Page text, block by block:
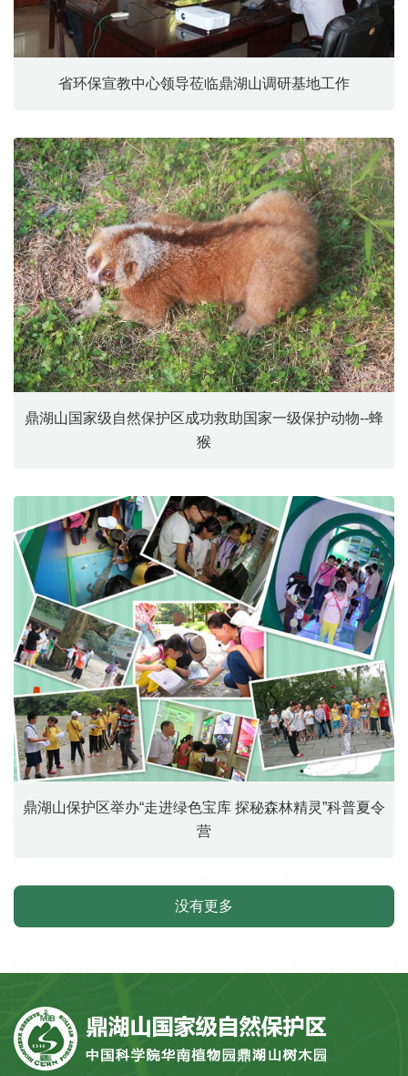
省环保宣教中心领导莅临鼎湖山调研基地工作
鼎湖山国家级自然保护区成功救助国家一级保护动物--蜂
猴
鼎湖山保护区举办“走进绿色宝库 探秘森林精灵”科普夏令
营
没有更多